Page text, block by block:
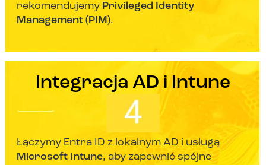
rekomendujemy Privileged Identity
Management (PIM).
Integracja AD i Intune
Łączymy Entra ID z lokalnym AD i usługą
Microsoft Intune, aby zapewnić spójne